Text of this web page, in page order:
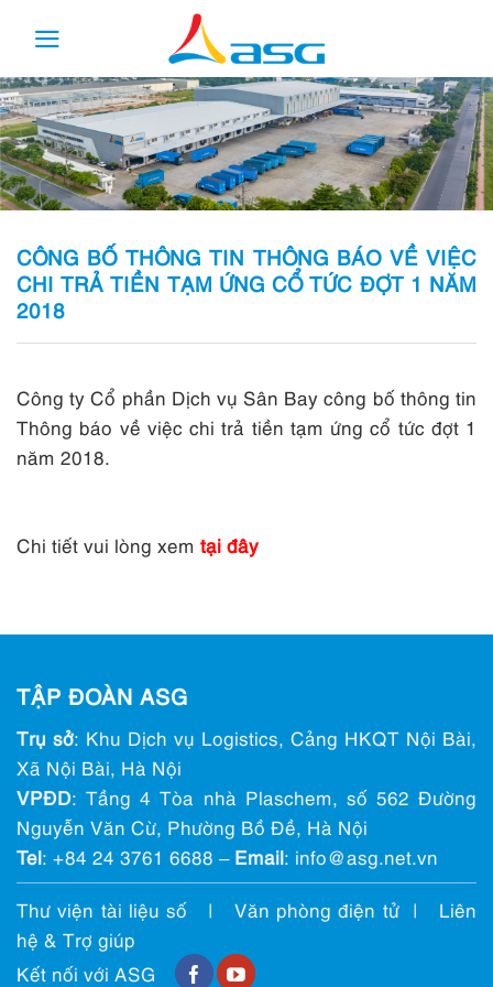
content
CÔNG BỐ THÔNG TIN THÔNG BÁO VỀ VIỆC
CHI TRẢ TIỀN TẠM ỨNG CỔ TỨC ĐỢT 1 NĂM
2018
Công ty Cổ phần Dịch vụ Sân Bay công bố thông tin
Thông báo về việc chi trả tiền tạm ứng cổ tức đợt 1
năm 2018.
Chi tiết vui lòng xem tại đây
TẬP ĐOÀN ASG
Trụ sở: Khu Dịch vụ Logistics, Cảng HKQT Nội Bài,
Xã Nội Bài, Hà Nội
VPĐD: Tầng 4 Tòa nhà Plaschem, số 562 Đường
Nguyễn Văn Cừ, Phường Bồ Đề, Hà Nội
Tel: +84 24 3761 6688 – Email: info@ asg.net.vn
Thư viện tài liệu số | Văn phòng điện tử|
Liên
hệ & Trợ giúp
Kết nối với ASG